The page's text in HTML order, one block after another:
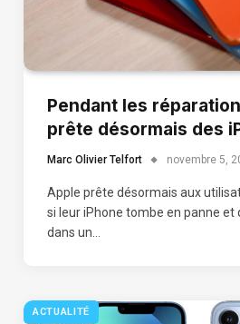
Pendant les
prête désormais des
Marc Olivier Telfort novembre 5,
Apple prête désormais aux
si leur iPhone tombe en panne et
dans un…
ACTUALITÉ